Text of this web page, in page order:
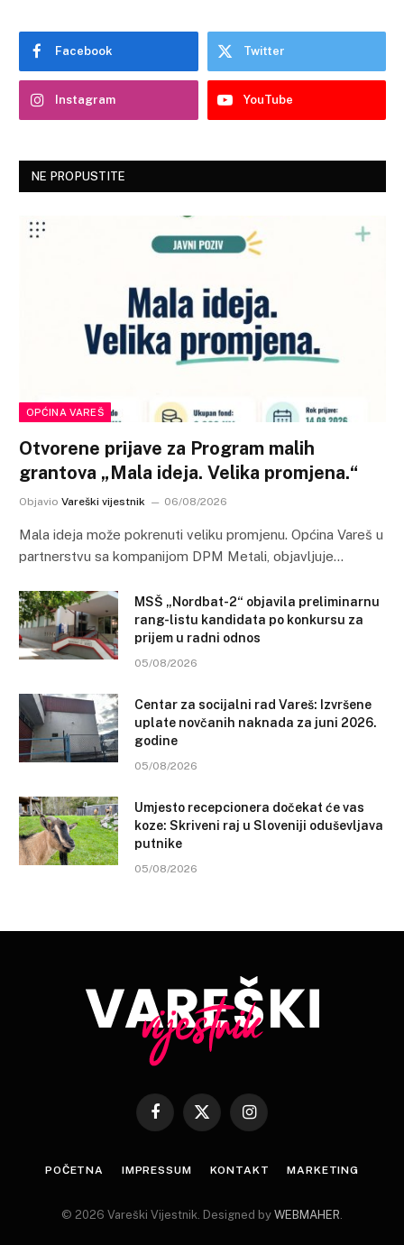
Facebook Twitter
Instagram YouTube
NE PROPUSTITE
OPĆINA VAREŠ
Otvorene prijave za Program malih
grantova „Mala ideja. Velika promjena.“
Objavio Vareški vijestnik 06/08/2026
Mala ideja može pokrenuti veliku promjenu. Općina Vareš u
partnerstvu sa kompanijom DPM Metali, objavljuje…
MSŠ „Nordbat-2“ objavila preliminarnu
rang-listu kandidata po konkursu za
prijem u radni odnos
05/08/2026
Centar za socijalni rad Vareš: Izvršene
uplate novčanih naknada za juni 2026.
godine
05/08/2026
Umjesto recepcionera dočekat će vas
koze: Skriveni raj u Sloveniji oduševljava
putnike
05/08/2026
Facebook
X
Instagram
POČETNA IMPRESSUM KONTAKT MARKETING
© 2026 Vareški Vijestnik. Designed by WEBMAHER